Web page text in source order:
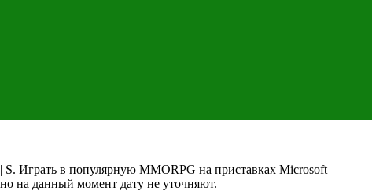
S. Играть в популярную MMORPG на приставках Microsoft
на данный момент дату не уточняют.